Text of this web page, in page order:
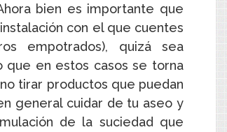
bien es importante que
con el que cuentes
empotrados), quizá sea
en estos casos se torna
tirar productos que puedan
general cuidar de tu aseo y
de la suciedad que